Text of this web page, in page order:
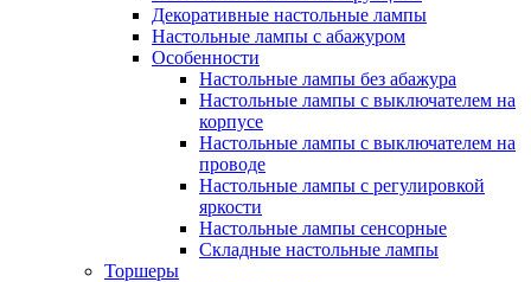
Декоративные настольные лампы
Настольные лампы с абажуром
Особенности
Настольные лампы без абажура
Настольные лампы с выключателем на
корпусе
Настольные лампы с выключателем на
проводе
Настольные лампы с регулировкой
яркости
Настольные лампы сенсорные
Складные настольные лампы
Торшеры